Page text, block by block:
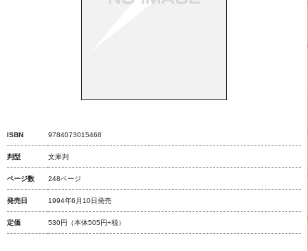
ISBN 9784073015468
判型 文庫判
ページ数 248ページ
発売日 1994年6月10日発売
定価 530円 （本体505円+税）